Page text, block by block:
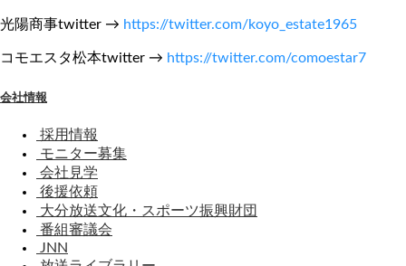
光陽商事twitter → https://twitter.com/koyo_estate1965
コモエスタ松本twitter → https://twitter.com/comoestar7
会社情報
採用情報
モニター募集
会社見学
後援依頼
大分放送文化・スポーツ振興財団
番組審議会
JNN